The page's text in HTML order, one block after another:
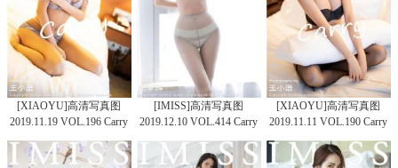
[XIAOYU]高清写真图
2019.11.19 VOL.196 Carry
[IMISS]高清写真图
2019.12.10 VOL.414 Carry
[XIAOYU]高清写真图
2019.11.11 VOL.190 Carry